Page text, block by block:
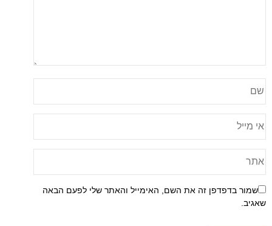
שמור בדפדפן זה את השם, האימייל והאתר שלי לפעם הבאה
שאגיב.